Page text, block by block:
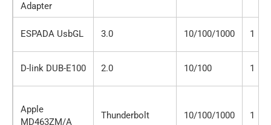
Adapter
ESPADA UsbGL 3.0 10/100/1000 1
D-link DUB-E100 2.0 10/100 1
Apple
MD463ZM/A
Thunderbolt 10/100/1000 1